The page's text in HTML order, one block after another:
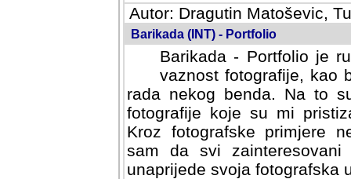
Autor: Dragutin Matoševic,
Barikada (INT) - Portfolio
Barikada - Portfolio je
vaznost fotografije, kao
rada nekog benda. Na to
fotografije koje su mi
fotografske primjere
svi zainteresovani
svoja fotografska umijeca.